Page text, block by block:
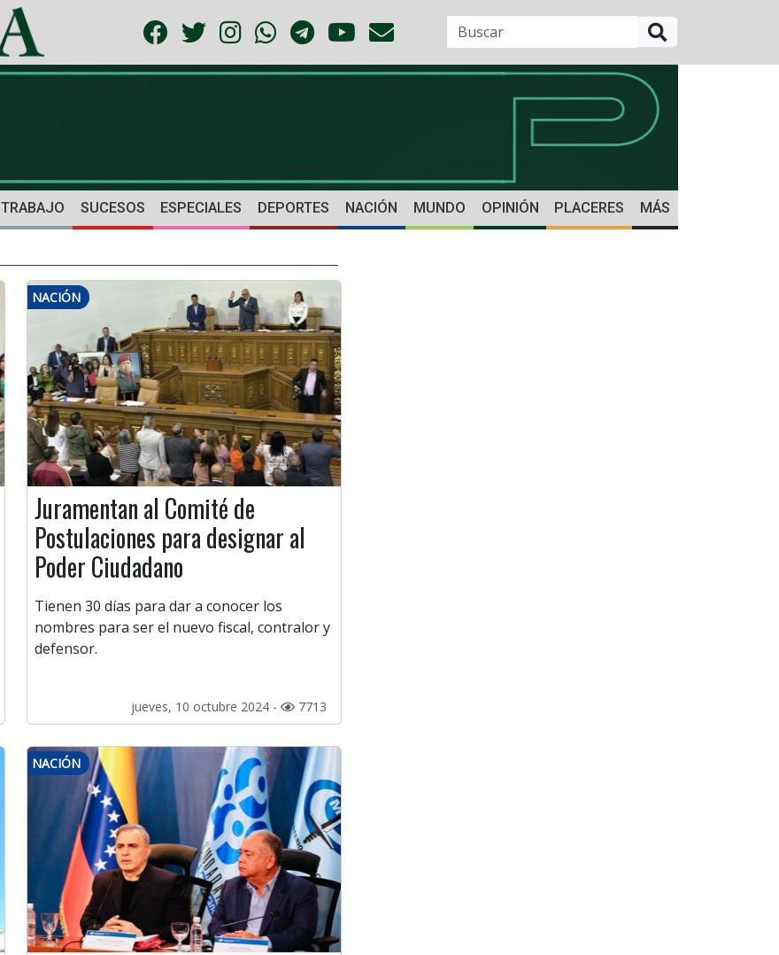
TRABAJO SUCESOS ESPECIALES DEPORTES NACIÓN MUNDO OPINIÓN PLACERES MÁS
NACIÓN
Juramentan al Comité de
Postulaciones para designar al
Poder Ciudadano
Tienen 30 días para dar a conocer los
nombres para ser el nuevo fiscal, contralor y
defensor.
jueves, 10 octubre 2024 - 7713
NACIÓN